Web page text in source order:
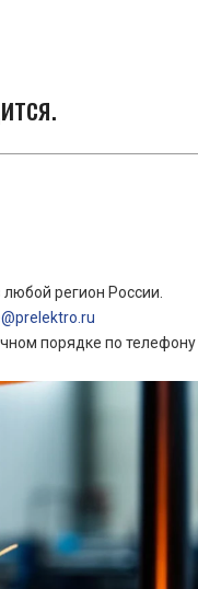
регион России.
порядке по телефону